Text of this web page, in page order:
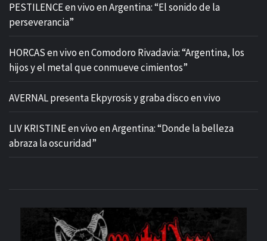
PESTILENCE en vivo en Argentina: “El sonido de la
perseverancia”
HORCAS en vivo en Comodoro Rivadavia: “Argentina, los
hijos y el metal que conmueve cimientos”
AVERNAL presenta Ekpyrosis y graba disco en vivo
LIV KRISTINE en vivo en Argentina: “Donde la belleza
abraza la oscuridad”